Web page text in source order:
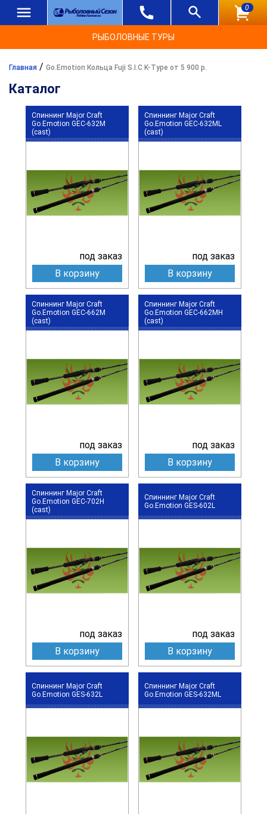
0
РЫБОЛОВНЫЕ ТУРЫ
Главная / Go.Emotion Кольца Fuji S.I.C K-Type от 5 900 р.
Каталог
Спиннинг Major Craft
Go.Emotion GEC-632M
(cast)
под заказ
В корзину
Спиннинг Major Craft
Go.Emotion GEC-632ML
(cast)
под заказ
В корзину
Спиннинг Major Craft
Go.Emotion GEC-662M
(cast)
под заказ
В корзину
Спиннинг Major Craft
Go.Emotion GEC-662MH
(cast)
под заказ
В корзину
Спиннинг Major Craft
Go.Emotion GEC-702H
(cast)
под заказ
В корзину
Спиннинг Major Craft
Go.Emotion GES-602L
под заказ
В корзину
Спиннинг Major Craft
Go.Emotion GES-632L
Спиннинг Major Craft
Go.Emotion GES-632ML